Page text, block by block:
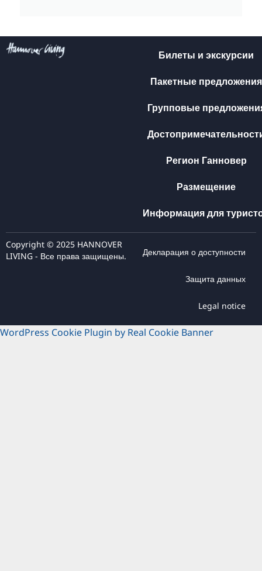
Билеты и экскурсии
Пакетные предложения
Групповые
Регион Ганновер
Размещение
Информация для
Copyright © 2025 HANNOVER
LIVING - Все права защищены.
Декларация о доступности
Защита данных
Legal notice
WordPress Cookie Plugin by Real Cookie Banner